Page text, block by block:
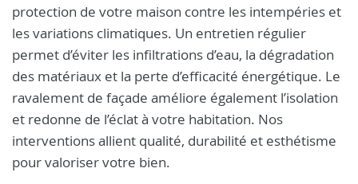
protection de votre maison contre les intempéries et
les variations climatiques. Un entretien régulier
permet d’éviter les infiltrations d’eau, la dégradation
des matériaux et la perte d’efficacité énergétique. Le
ravalement de façade améliore également l’isolation
et redonne de l’éclat à votre habitation. Nos
interventions allient qualité, durabilité et esthétisme
pour valoriser votre bien.